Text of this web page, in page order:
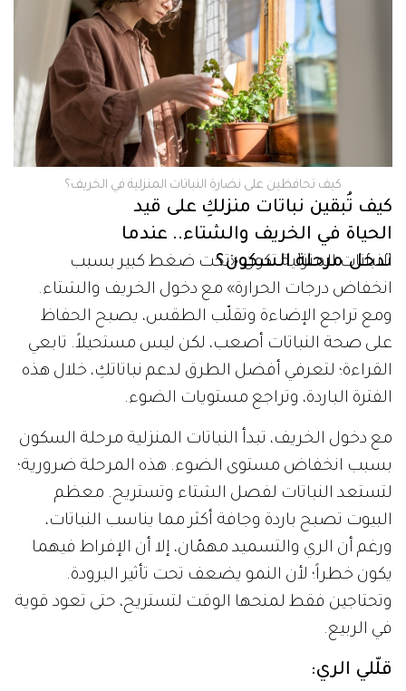
كيف تحافظين على نضارة النباتات المنزلية في الخريف؟
كيف تُبقين نباتات منزلكِ على قيد
الحياة في الخريف والشتاء.. عندما
تدخل مرحلة السكون؟
النباتات المنزلية تكون «تحت ضغط كبير بسبب
انخفاض درجات الحرارة» مع دخول الخريف والشتاء.
ومع تراجع الإضاءة وتقلّب الطقس، يصبح الحفاظ
على صحة النباتات أصعب، لكن ليس مستحيلاً. تابعي
القراءة؛ لتعرفي أفضل الطرق لدعم نباتاتكِ، خلال هذه
الفترة الباردة، وتراجع مستويات الضوء.
مع دخول الخريف، تبدأ النباتات المنزلية مرحلة السكون
بسبب انخفاض مستوى الضوء. هذه المرحلة ضرورية؛
لتستعد النباتات لفصل الشتاء وتستريح. معظم
البيوت تصبح باردة وجافة أكثر مما يناسب النباتات،
ورغم أن الري والتسميد مهمّان، إلا أن الإفراط فيهما
يكون خطراً؛ لأن النمو يضعف تحت تأثير البرودة.
وتحتاجين فقط لمنحها الوقت لتستريح، حتى تعود قوية
في الربيع.
قلّلي الري: